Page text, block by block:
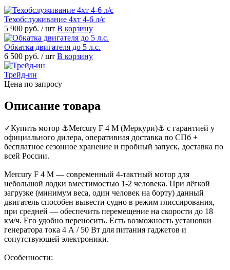
Техобслуживание 4хт 4-6 л/с
5 900 руб. / шт В корзину
Обкатка двигателя до 5 л.с.
6 500 руб. / шт В корзину
Трейд-ин
Цена по запросу
Описание товара
✓Купить мотор ⚓Mercury F 4 M (Меркури)⚓ с гарантией у
официального дилера, оперативная доставка по СПб +
бесплатное сезонное хранение и пробный запуск, доставка по
всей России.
Mercury F 4 M — современный 4-тактный мотор для
небольшой лодки вместимостью 1-2 человека. При лёгкой
загрузке (минимум веса, один человек на борту) данный
двигатель способен вывести судно в режим глиссирования,
при средней — обеспечить перемещение на скорости до 18
км/ч. Его удобно переносить. Есть возможность установки
генератора тока 4 А / 50 Вт для питания гаджетов и
сопутствующей электроники.
Особенности: